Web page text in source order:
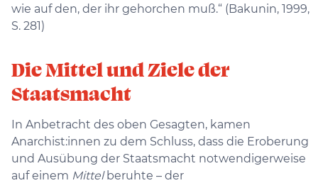
wie auf den, der ihr gehorchen muß.“ (Bakunin, 1999,
S. 281)
Die Mittel und Ziele der
Staatsmacht
In Anbetracht des oben Gesagten, kamen
Anarchist:innen zu dem Schluss, dass die Eroberung
und Ausübung der Staatsmacht notwendigerweise
auf einem Mittelberuhte – der